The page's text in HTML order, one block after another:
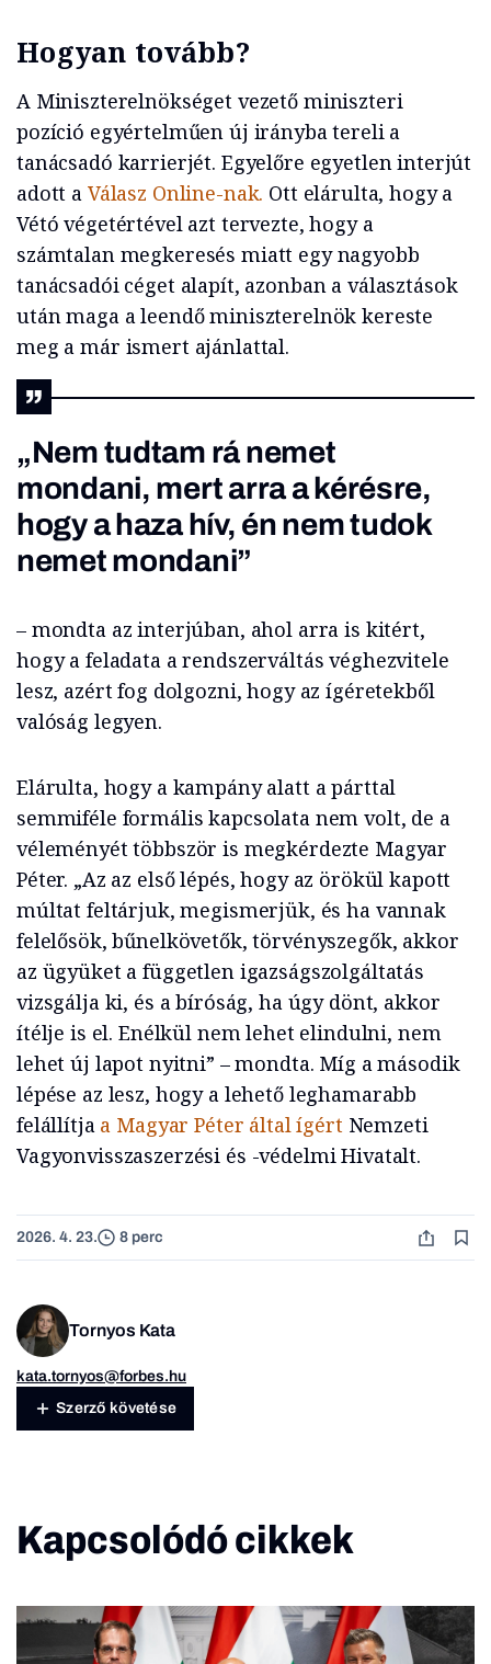
Hogyan tovább?
A Miniszterelnökséget vezető miniszteri
pozíció egyértelműen új irányba tereli a
tanácsadó karrierjét. Egyelőre egyetlen interjút
adott a Válasz Online-nak. Ott elárulta, hogy a
Vétó végetértével azt tervezte, hogy a
számtalan megkeresés miatt egy nagyobb
tanácsadói céget alapít, azonban a választások
után maga a leendő miniszterelnök kereste
meg a már ismert ajánlattal.
„Nem tudtam rá nemet
mondani, mert arra a kérésre,
hogy a haza hív, én nem tudok
nemet mondani”
– mondta az interjúban, ahol arra is kitért,
hogy a feladata a rendszerváltás véghezvitele
lesz, azért fog dolgozni, hogy az ígéretekből
valóság legyen.
Elárulta, hogy a kampány alatt a párttal
semmiféle formális kapcsolata nem volt, de a
véleményét többször is megkérdezte Magyar
Péter. „Az az első lépés, hogy az örökül kapott
múltat feltárjuk, megismerjük, és ha vannak
felelősök, bűnelkövetők, törvényszegők, akkor
az ügyüket a független igazságszolgáltatás
vizsgálja ki, és a bíróság, ha úgy dönt, akkor
ítélje is el. Enélkül nem lehet elindulni, nem
lehet új lapot nyitni” – mondta. Míg a második
lépése az lesz, hogy a lehető leghamarabb
felállítja a Magyar Péter által ígért Nemzeti
Vagyonvisszaszerzési és -védelmi Hivatalt.
2026. 4. 23. 8 perc
Tornyos Kata
kata.tornyos@forbes.hu
Szerző követése
Kapcsolódó cikkek